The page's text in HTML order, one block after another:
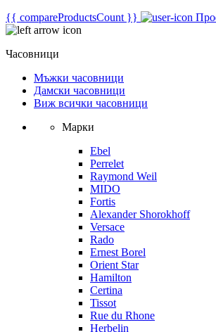
{{ compareProductsCount }}
Часовници
Мъжки часовници
Дамски часовници
Виж всички часовници
Марки
Ebel
Perrelet
Raymond Weil
MIDO
Fortis
Alexander Shorokhoff
Versace
Rado
Ernest Borel
Orient Star
Hamilton
Certina
Tissot
Rue du Rhone
Herbelin